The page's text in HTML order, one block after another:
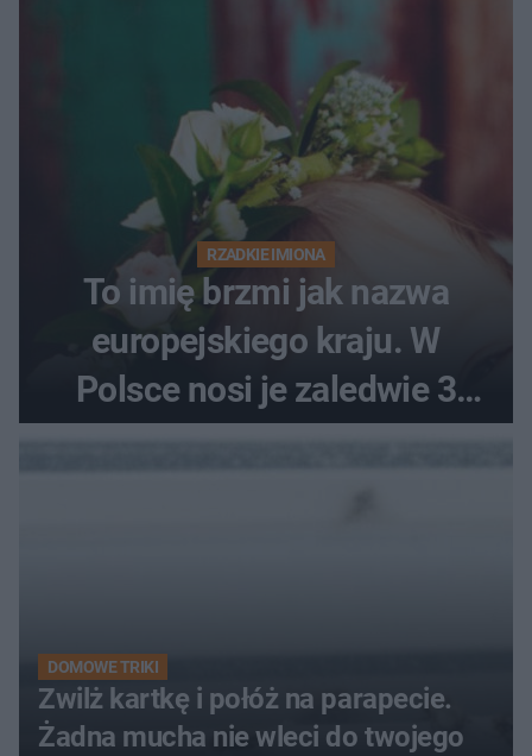
RZADKIE IMIONA
To imię brzmi jak nazwa
europejskiego kraju. W
Polsce nosi je zaledwie 3
DOMOWE TRIKI
Zwilż kartkę i połóż na parapecie.
Żadna mucha nie wleci do twojego